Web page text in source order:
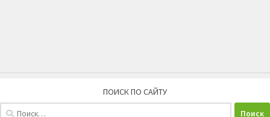
ПОИСК ПО САЙТУ